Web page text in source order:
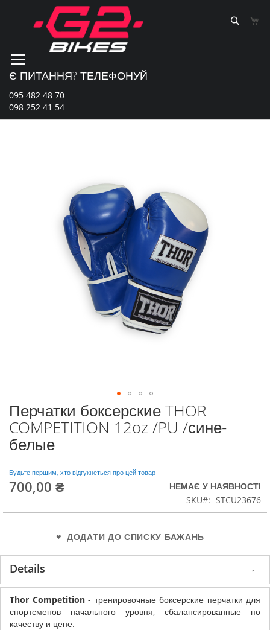
Content
Є ПИТАННЯ? ТЕЛЕФОНУЙ
095 482 48 70
098 252 41 54
Перейти
до
початку
галереї
Перчатки боксерские THOR
COMPETITION 12oz /PU /сине-
белые
Будьте першим, хто відгукнеться про цей товар
700,00 ₴
НЕМАЄ У НАЯВНОСТІ
SKU
STCU23676
ДОДАТИ ДО СПИСКУ БАЖАНЬ
Details
Thor Competition- тренировочные боксерские перчатки для
спортсменов начального уровня, сбалансированные по
качеству и цене.